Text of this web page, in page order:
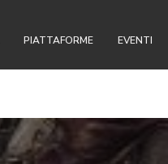
PIATTAFORME EVENTI